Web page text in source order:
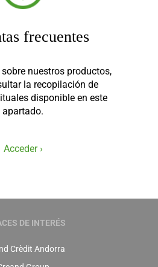
frecuentes
nuestros productos,
la recopilación de
disponible en este
apartado.
Acceder ›
DE INTERÉS
Crèdit Andorra